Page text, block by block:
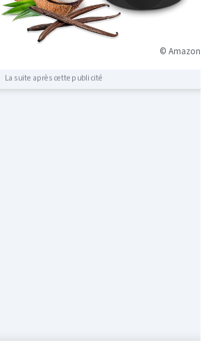
© Amazon
La suite après cette publicité